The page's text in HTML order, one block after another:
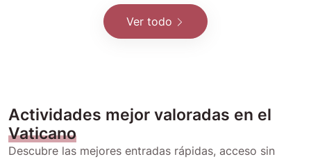
Ver todo
Actividades mejor valoradas en el
Vaticano
Descubre las mejores entradas rápidas, acceso sin